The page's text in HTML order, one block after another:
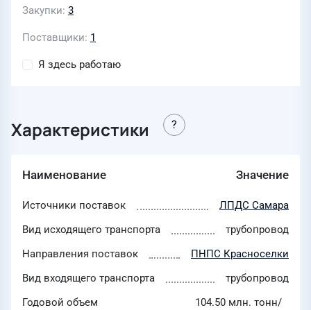
Закупки 3
Поставщики 1
Я здесь работаю
Характеристики
Наименование Значение
Источники поставок
ЛПДС Самара
Вид исходящего транспорта
трубопровод
Направления поставок
ПНПС Красноселки
Вид входящего транспорта
трубопровод
Годовой объем
104.50 млн. тонн/